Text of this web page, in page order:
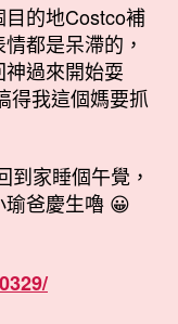
的地Costco補
都是呆滯的，
過來開始耍
得我這個媽要抓
到家睡個午覺，
爸慶生嚕 😀